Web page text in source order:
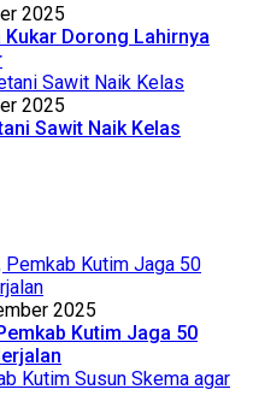
2025
Dorong Lahirnya
2025
Sawit Naik Kelas
2025
Kutim Jaga 50